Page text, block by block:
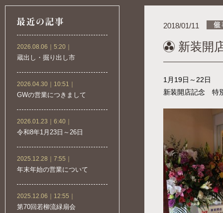
2026.08.06｜5:20｜
蔵出し・掘り出し市
2026.04.30｜10:51｜
GWの営業につきまして
2026.01.23｜6:40｜
令和8年1月23日～26日
2025.12.28｜7:55｜
年末年始の営業について
2025.12.06｜12:55｜
第70回若柳流緑扇会
2018/01/11
新装開
1月19日～22日
新装開店記念 特